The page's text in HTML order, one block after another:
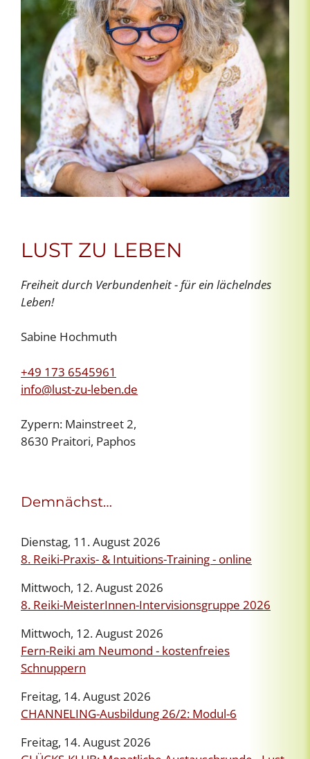
LUST ZU LEBEN
Freiheit durch Verbundenheit - für ein lächelndes
Leben!
Sabine Hochmuth
+49 173 6545961
info@lust-zu-leben.de
Zypern: Mainstreet 2,
8630 Praitori, Paphos
Demnächst…
Dienstag, 11. August 2026
8. Reiki-Praxis- & Intuitions-Training - online
Mittwoch, 12. August 2026
8. Reiki-MeisterInnen-Intervisionsgruppe 2026
Mittwoch, 12. August 2026
Fern-Reiki am Neumond - kostenfreies
Schnuppern
Freitag, 14. August 2026
CHANNELING-Ausbildung 26/2: Modul-6
Freitag, 14. August 2026